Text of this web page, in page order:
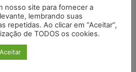
– Ação de
de paternidade
alimentos (01)
Pedro Correia Guedes
nosso site para fornecer a
lembrando suas
repetidas. Ao clicar em “Aceitar”,
de TODOS os cookies.
Aceitar